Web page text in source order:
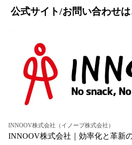
公式サイト/お問い合わせ
INNOOV株式会社（イノーブ株式会社）
INNOOV株式会社｜効率化と革新